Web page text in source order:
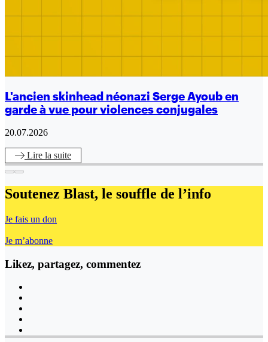
L'ancien skinhead néonazi Serge Ayoub en
garde à vue pour violences conjugales
20.07.2026
Lire la suite
Soutenez Blast, le souffle de l’info
Je fais un don
Je m’abonne
Likez, partagez, commentez